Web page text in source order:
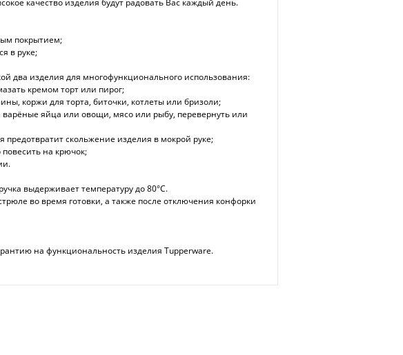
качество изделия будут радовать Вас каждый день.
покрытием;
в руке;
два изделия для многофункционального использования:
кремом торт или пирог;
коржи для торта, биточки, котлеты или бризоли;
яйца или овощи, мясо или рыбу, перевернуть или
предотвратит скольжение изделия в мокрой руке;
на крючок;
выдерживает температуру до 80°С.
во время готовки, а также после отключения конфорки
на функциональность изделия Tupperware.